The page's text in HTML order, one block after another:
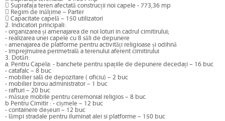
 Suprafața teren afectată construcții noi capele - 773,36 mp
 Regim de înălțime – Parter
 Capacitate capelă – 150 utilizatori
2. Indicatori principali:
- organizarea și amenajarea de noi loturi în cadrul cimitirului;
- realizarea unei capele cu 8 săli de depunere
- amenajarea de platforme pentru activități religioase și odihnă
- împrejmuirea perimetrală a terenului aferent cimitirului
3. Dotări:
a. Pentru Capela: - banchete pentru spațiile de depunere decedați – 16 buc
- catafalc – 8 buc
- mobilier sală de depozitare ( oficiu) – 2 buc
- mobilier birou administrator – 1 buc
- rafturi – 20 buc
- măsuțe mobile pentru ceremonial religios – 8 buc
b Pentru Cimitir : - cișmele – 12 buc
- containere deșeuri – 12 buc
- lămpi stradale pentru iluminat alei si platforme – 150 buc